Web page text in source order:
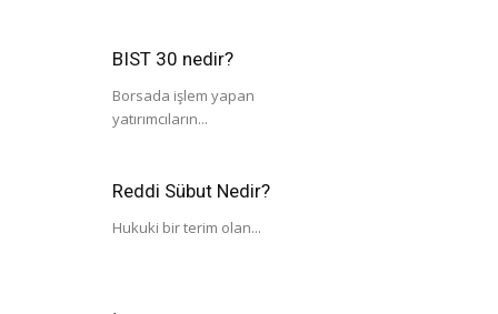
BIST 30 nedir?
Borsada işlem yapan
yatırımcıların...
Reddi Sübut Nedir?
Hukuki bir terim olan...